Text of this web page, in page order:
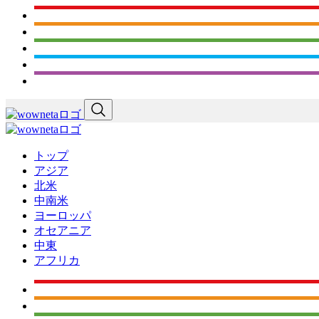
トップ
アジア
北米
中南米
ヨーロッパ
オセアニア
中東
アフリカ